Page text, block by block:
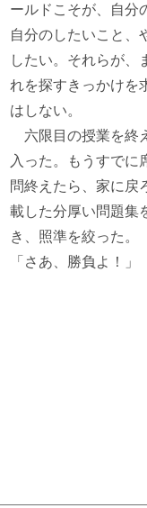
ールドこそが、自分
自分のしたいこと、
したい。それらが、
れを探すきっかけを
はしない。
六限目の授業を終
入った。もうすでに
問終えたら、家に戻
載した分厚い問題集
き、照準を絞った。
「さあ、勝負よ！」